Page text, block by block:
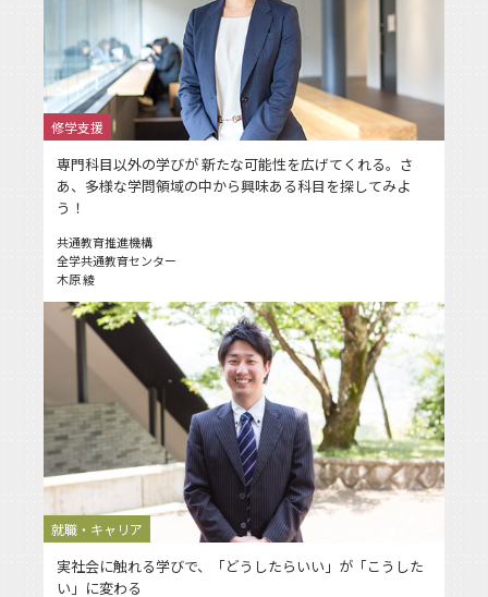
修学支援
専門科目以外の学びが 新たな可能性を広げてくれる。さ
あ、多様な学問領域の中から興味ある科目を探してみよ
う！
共通教育推進機構
全学共通教育センター
木原 綾
就職・キャリア
実社会に触れる学びで、「どうしたらいい」が「こうした
い」に変わる